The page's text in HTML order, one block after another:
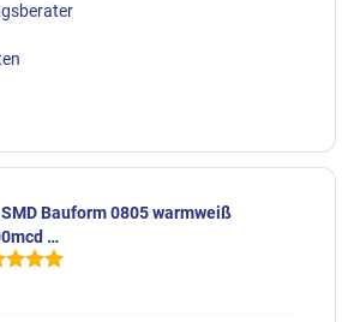
SMD Bauform 0805 warmweiß
…